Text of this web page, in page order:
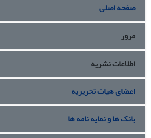
صفحه اصلی
مرور
اطلاعات نشریه
اعضای هیات تحریریه
بانک ها و نمایه نامه ها